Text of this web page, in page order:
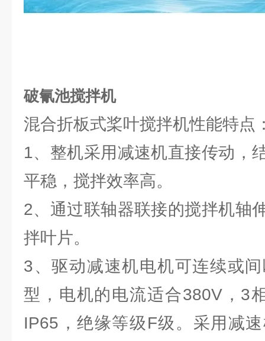
破氰池搅拌机
混合折板式桨叶搅拌机性能特点
1、整机采用减速机直接传动，
平稳，搅拌效率高。
2、通过联轴器联接的搅拌机轴
拌叶片。
3、驱动减速机电机可连续或
型，电机的电流适合380V，3
IP65，绝缘等级F级。采用减